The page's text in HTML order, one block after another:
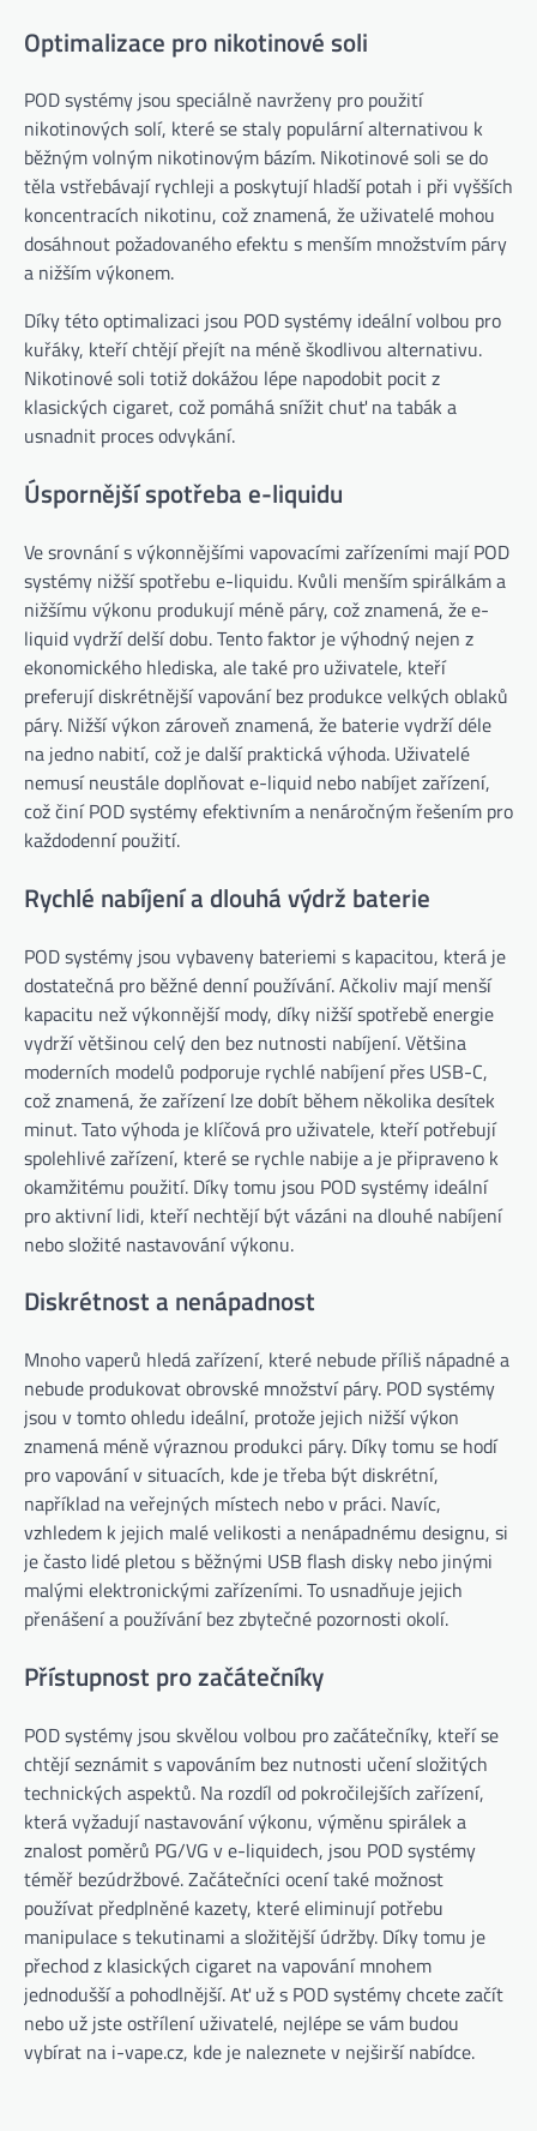
Optimalizace pro nikotinové soli
POD systémy jsou speciálně navrženy pro použití
nikotinových solí, které se staly populární alternativou k
běžným volným nikotinovým bázím. Nikotinové soli se do
těla vstřebávají rychleji a poskytují hladší potah i při vyšších
koncentracích nikotinu, což znamená, že uživatelé mohou
dosáhnout požadovaného efektu s menším množstvím páry
a nižším výkonem.
Díky této optimalizaci jsou POD systémy ideální volbou pro
kuřáky, kteří chtějí přejít na méně škodlivou alternativu.
Nikotinové soli totiž dokážou lépe napodobit pocit z
klasických cigaret, což pomáhá snížit chuť na tabák a
usnadnit proces odvykání.
Úspornější spotřeba e-liquidu
Ve srovnání s výkonnějšími vapovacími zařízeními mají POD
systémy nižší spotřebu e-liquidu. Kvůli menším spirálkám a
nižšímu výkonu produkují méně páry, což znamená, že e-
liquid vydrží delší dobu. Tento faktor je výhodný nejen z
ekonomického hlediska, ale také pro uživatele, kteří
preferují diskrétnější vapování bez produkce velkých oblaků
páry. Nižší výkon zároveň znamená, že baterie vydrží déle
na jedno nabití, což je další praktická výhoda. Uživatelé
nemusí neustále doplňovat e-liquid nebo nabíjet zařízení,
což činí POD systémy efektivním a nenáročným řešením pro
každodenní použití.
Rychlé nabíjení a dlouhá výdrž baterie
POD systémy jsou vybaveny bateriemi s kapacitou, která je
dostatečná pro běžné denní používání. Ačkoliv mají menší
kapacitu než výkonnější mody, díky nižší spotřebě energie
vydrží většinou celý den bez nutnosti nabíjení. Většina
moderních modelů podporuje rychlé nabíjení přes USB-C,
což znamená, že zařízení lze dobít během několika desítek
minut. Tato výhoda je klíčová pro uživatele, kteří potřebují
spolehlivé zařízení, které se rychle nabije a je připraveno k
okamžitému použití. Díky tomu jsou POD systémy ideální
pro aktivní lidi, kteří nechtějí být vázáni na dlouhé nabíjení
nebo složité nastavování výkonu.
Diskrétnost a nenápadnost
Mnoho vaperů hledá zařízení, které nebude příliš nápadné a
nebude produkovat obrovské množství páry. POD systémy
jsou v tomto ohledu ideální, protože jejich nižší výkon
znamená méně výraznou produkci páry. Díky tomu se hodí
pro vapování v situacích, kde je třeba být diskrétní,
například na veřejných místech nebo v práci. Navíc,
vzhledem k jejich malé velikosti a nenápadnému designu, si
je často lidé pletou s běžnými USB flash disky nebo jinými
malými elektronickými zařízeními. To usnadňuje jejich
přenášení a používání bez zbytečné pozornosti okolí.
Přístupnost pro začátečníky
POD systémy jsou skvělou volbou pro začátečníky, kteří se
chtějí seznámit s vapováním bez nutnosti učení složitých
technických aspektů. Na rozdíl od pokročilejších zařízení,
která vyžadují nastavování výkonu, výměnu spirálek a
znalost poměrů PG/VG v e-liquidech, jsou POD systémy
téměř bezúdržbové. Začátečníci ocení také možnost
používat předplněné kazety, které eliminují potřebu
manipulace s tekutinami a složitější údržby. Díky tomu je
přechod z klasických cigaret na vapování mnohem
jednodušší a pohodlnější. Ať už s POD systémy chcete začít
nebo už jste ostřílení uživatelé, nejlépe se vám budou
vybírat na i-vape.cz, kde je naleznete v nejširší nabídce.